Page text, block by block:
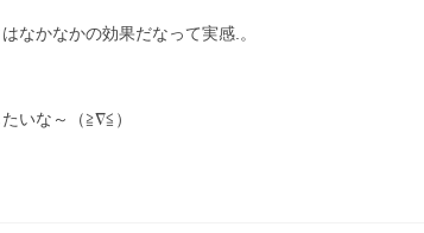
なかなかの効果だなって実感.。
いな～（≧∇≦）